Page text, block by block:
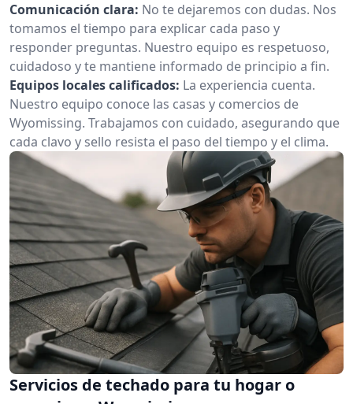
Comunicación clara: No te dejaremos con dudas. Nos
tomamos el tiempo para explicar cada paso y
responder preguntas. Nuestro equipo es respetuoso,
cuidadoso y te mantiene informado de principio a fin.
Equipos locales calificados: La experiencia cuenta.
Nuestro equipo conoce las casas y comercios de
Wyomissing. Trabajamos con cuidado, asegurando que
cada clavo y sello resista el paso del tiempo y el clima.
Servicios de techado para tu hogar o